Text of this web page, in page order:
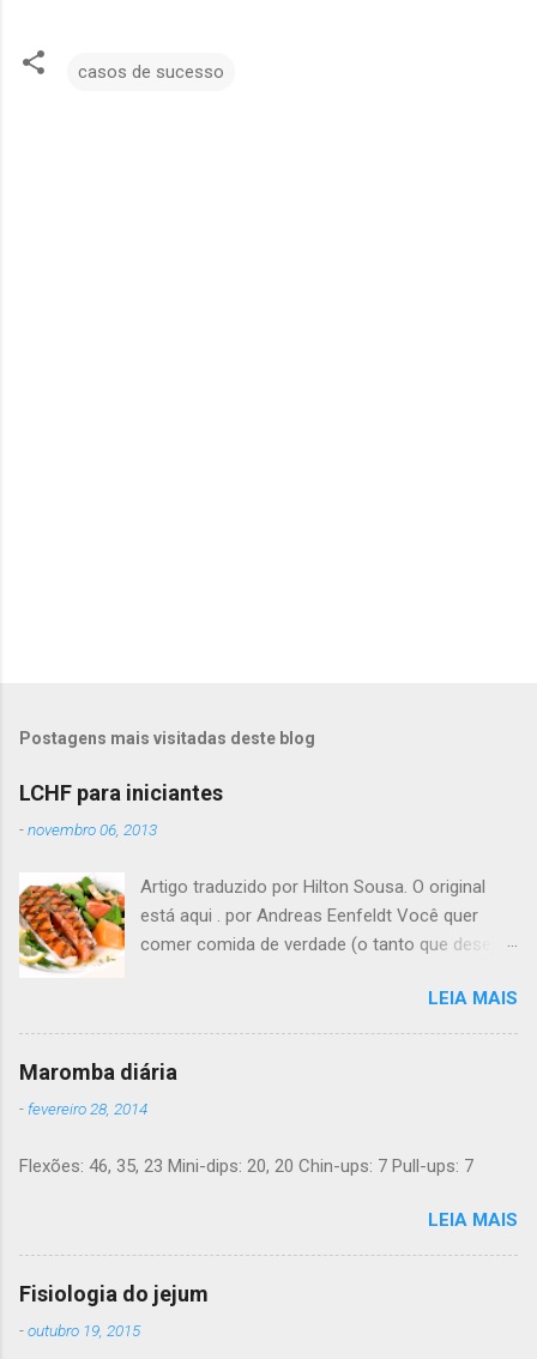
casos de sucesso
Postagens mais visitadas deste blog
LCHF para iniciantes
-novembro 06, 2013
Artigo traduzido por Hilton Sousa. O original
está aqui . por Andreas Eenfeldt Você quer
comer comida de verdade (o tanto que desejar)
"bom demais para ser verdade", mas LCHF (low
carb, high fat - pouco carboidrato, muita
gordura) é um método que tem sido usado há
suporte com provas de que funciona. Não é
nem "substituições de refeições" bizarras, nem
senso. E toda a informação dada aqui é 100%
grátis. Introdução Uma dieta LCHF indica que
você come menos carboidratos e uma
LEIA MAIS
Maromba diária
- fevereiro 28, 2014
Flexões: 46, 35, 23 Mini-dips: 20, 20 Chin-ups: 7 Pull-ups: 7
LEIA MAIS
Fisiologia do jejum
-outubro 19, 2015